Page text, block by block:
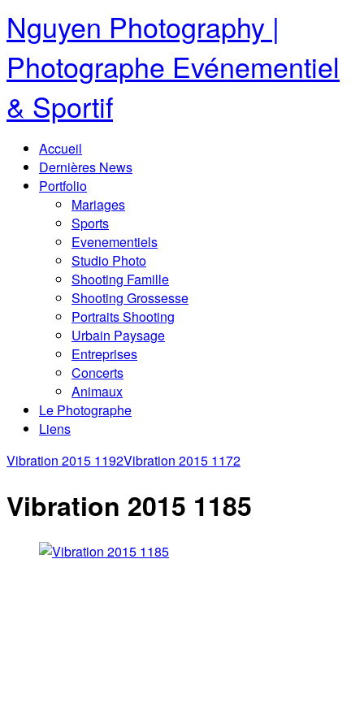
Nguyen Photography |
Photographe Evénementiel
& Sportif
Accueil
Dernières News
Portfolio
Mariages
Sports
Evenementiels
Studio Photo
Shooting Famille
Shooting Grossesse
Portraits Shooting
Urbain Paysage
Entreprises
Concerts
Animaux
Le Photographe
Liens
Vibration 2015 1192Vibration 2015 1172
Vibration 2015 1185